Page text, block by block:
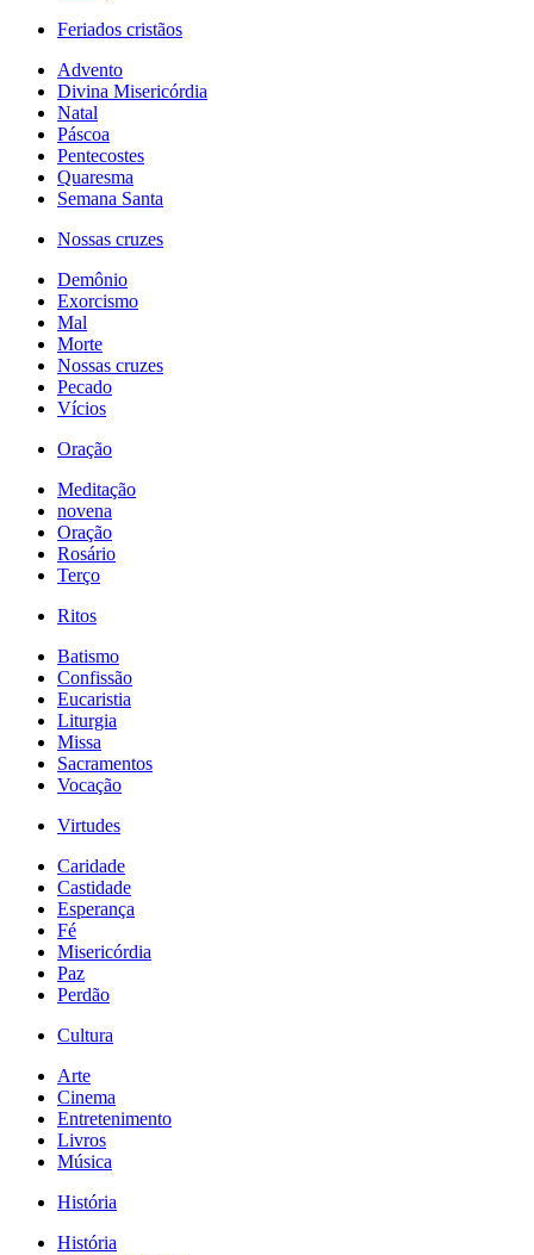
Feriados cristãos
Advento
Divina Misericórdia
Natal
Páscoa
Pentecostes
Quaresma
Semana Santa
Nossas cruzes
Demônio
Exorcismo
Mal
Morte
Nossas cruzes
Pecado
Vícios
Oração
Meditação
novena
Oração
Rosário
Terço
Ritos
Batismo
Confissão
Eucaristia
Liturgia
Missa
Sacramentos
Vocação
Virtudes
Caridade
Castidade
Esperança
Fé
Misericórdia
Paz
Perdão
Cultura
Arte
Cinema
Entretenimento
Livros
Música
História
História